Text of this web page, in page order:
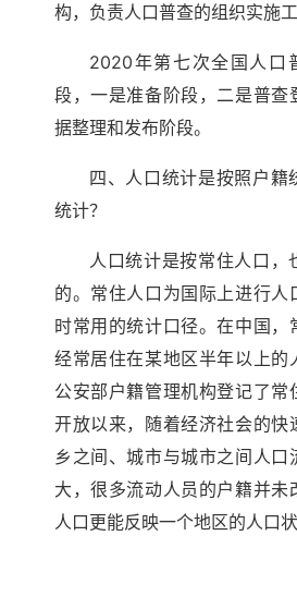
构，负责人口普查的组织实施工
2020年第七次全国人口
段，一是准备阶段，二是普查
据整理和发布阶段。
四、人口统计是按照户籍
统计？
人口统计是按常住人口，
的。常住人口为国际上进行人
时常用的统计口径。在中国，
经常居住在某地区半年以上的
公安部户籍管理机构登记了常
开放以来，随着经济社会的快
乡之间、城市与城市之间人口
大，很多流动人员的户籍并未
人口更能反映一个地区的人口状